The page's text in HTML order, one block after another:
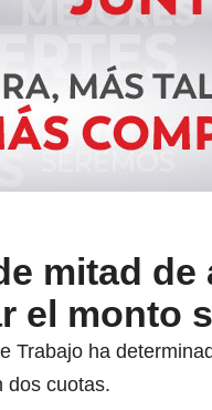
mitad
el monto
Trabajo ha
dos cuotas.